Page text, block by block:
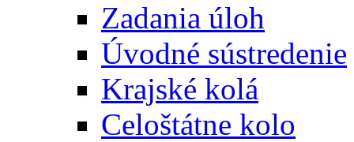
Zadania úloh
Úvodné sústredenie
Krajské kolá
Celoštátne kolo